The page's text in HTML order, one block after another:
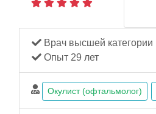
Врач высшей категории
Опыт 29 лет
Окулист (офтальмолог)